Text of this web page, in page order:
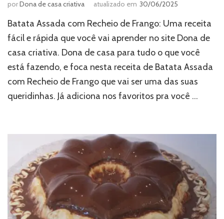
porDona de casa criativa atualizado em 30/06/2025
Batata Assada com Recheio de Frango: Uma receita
fácil e rápida que você vai aprender no site Dona de
casa criativa. Dona de casa para tudo o que você
está fazendo, e foca nesta receita de Batata Assada
com Recheio de Frango que vai ser uma das suas
queridinhas. Já adiciona nos favoritos pra você …